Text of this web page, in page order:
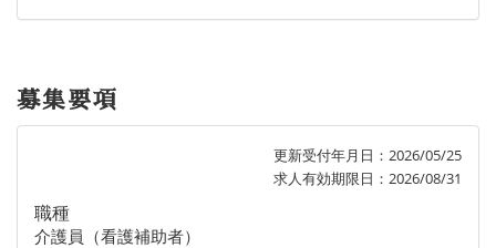
募集要項
更新受付年月日：2026/05/25
求人有効期限日：2026/08/31
職種
介護員（看護補助者）